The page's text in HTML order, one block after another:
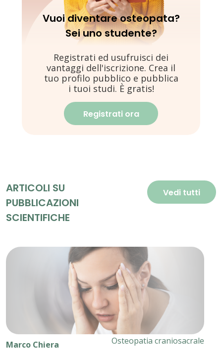
Vuoi diventare osteopata?
Sei uno studente?
Registrati ed usufruisci dei
vantaggi dell'iscrizione. Crea il
tuo profilo pubblico e pubblica
i tuoi studi. È gratis!
Registrati ora
ARTICOLI SU
PUBBLICAZIONI
SCIENTIFICHE
Vedi tutti
Marco Chiera Osteopatia craniosacrale